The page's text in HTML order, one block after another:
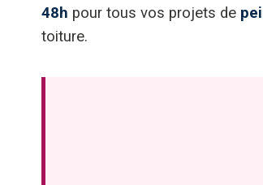
48h pour tous vos projets de
toiture.